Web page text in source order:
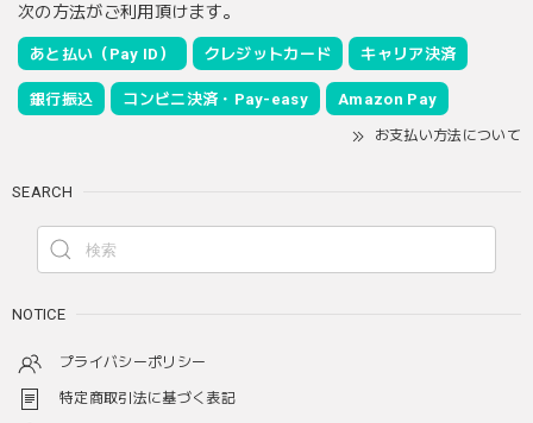
次の方法がご利用頂けます。
あと払い（Pay ID） クレジットカード キャリア決済
銀行振込 コンビニ決済・Pay-easy Amazon Pay
お支払い方法について
SEARCH
NOTICE
プライバシーポリシー
特定商取引法に基づく表記